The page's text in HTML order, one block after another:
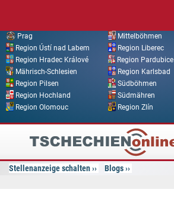
Prag
Mittelböhmen
Region Ústí nad Labem
Region Liberec
Region Hradec Králové
Region Pardubice
Mährisch-Schlesien
Region Karlsbad
Region Pilsen
Südböhmen
Region Hochland
Südmähren
Region Olomouc
Region Zlín
Tschechien
Online
Stellenanzeige schalten Blogs